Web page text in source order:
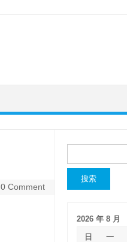
0 Comment
索：
2026 年 8 月
日
一